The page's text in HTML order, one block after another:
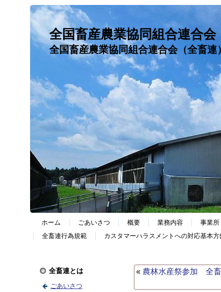
全国畜産農業協同組合連合会
全国畜産農業協同組合連合会（全畜
ホーム ごあいさつ 概要 業務内容
事業所
全畜連行為規範
カスタマーハラスメントへの対応基本方
全畜連とは
ごあいさつ
« 農林水産祭参加 全畜